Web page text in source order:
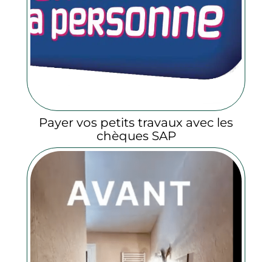
Payer vos petits travaux avec les
chèques SAP